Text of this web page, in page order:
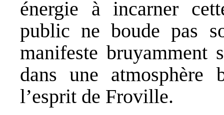
énergie à incarner
public ne boude pas
manifeste bruyamment
dans une atmosphère
l’esprit de Froville.